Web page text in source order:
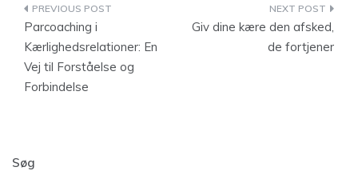
Indlægsnavigation
Parcoaching i
Kærlighedsrelationer: En
Vej til Forståelse og
Forbindelse
Giv dine kære den afsked,
de fortjener
Søg